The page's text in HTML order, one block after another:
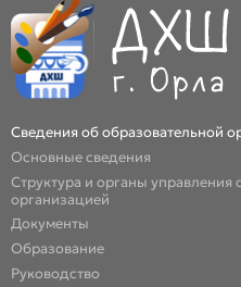
Сведения об образовательной
Основные сведения
Структура и органы управления
организацией
Документы
Образование
Руководство